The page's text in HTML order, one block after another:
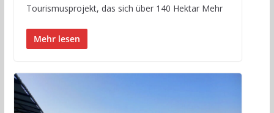
Tourismusprojekt, das sich über 140 Hektar Mehr
Mehr lesen